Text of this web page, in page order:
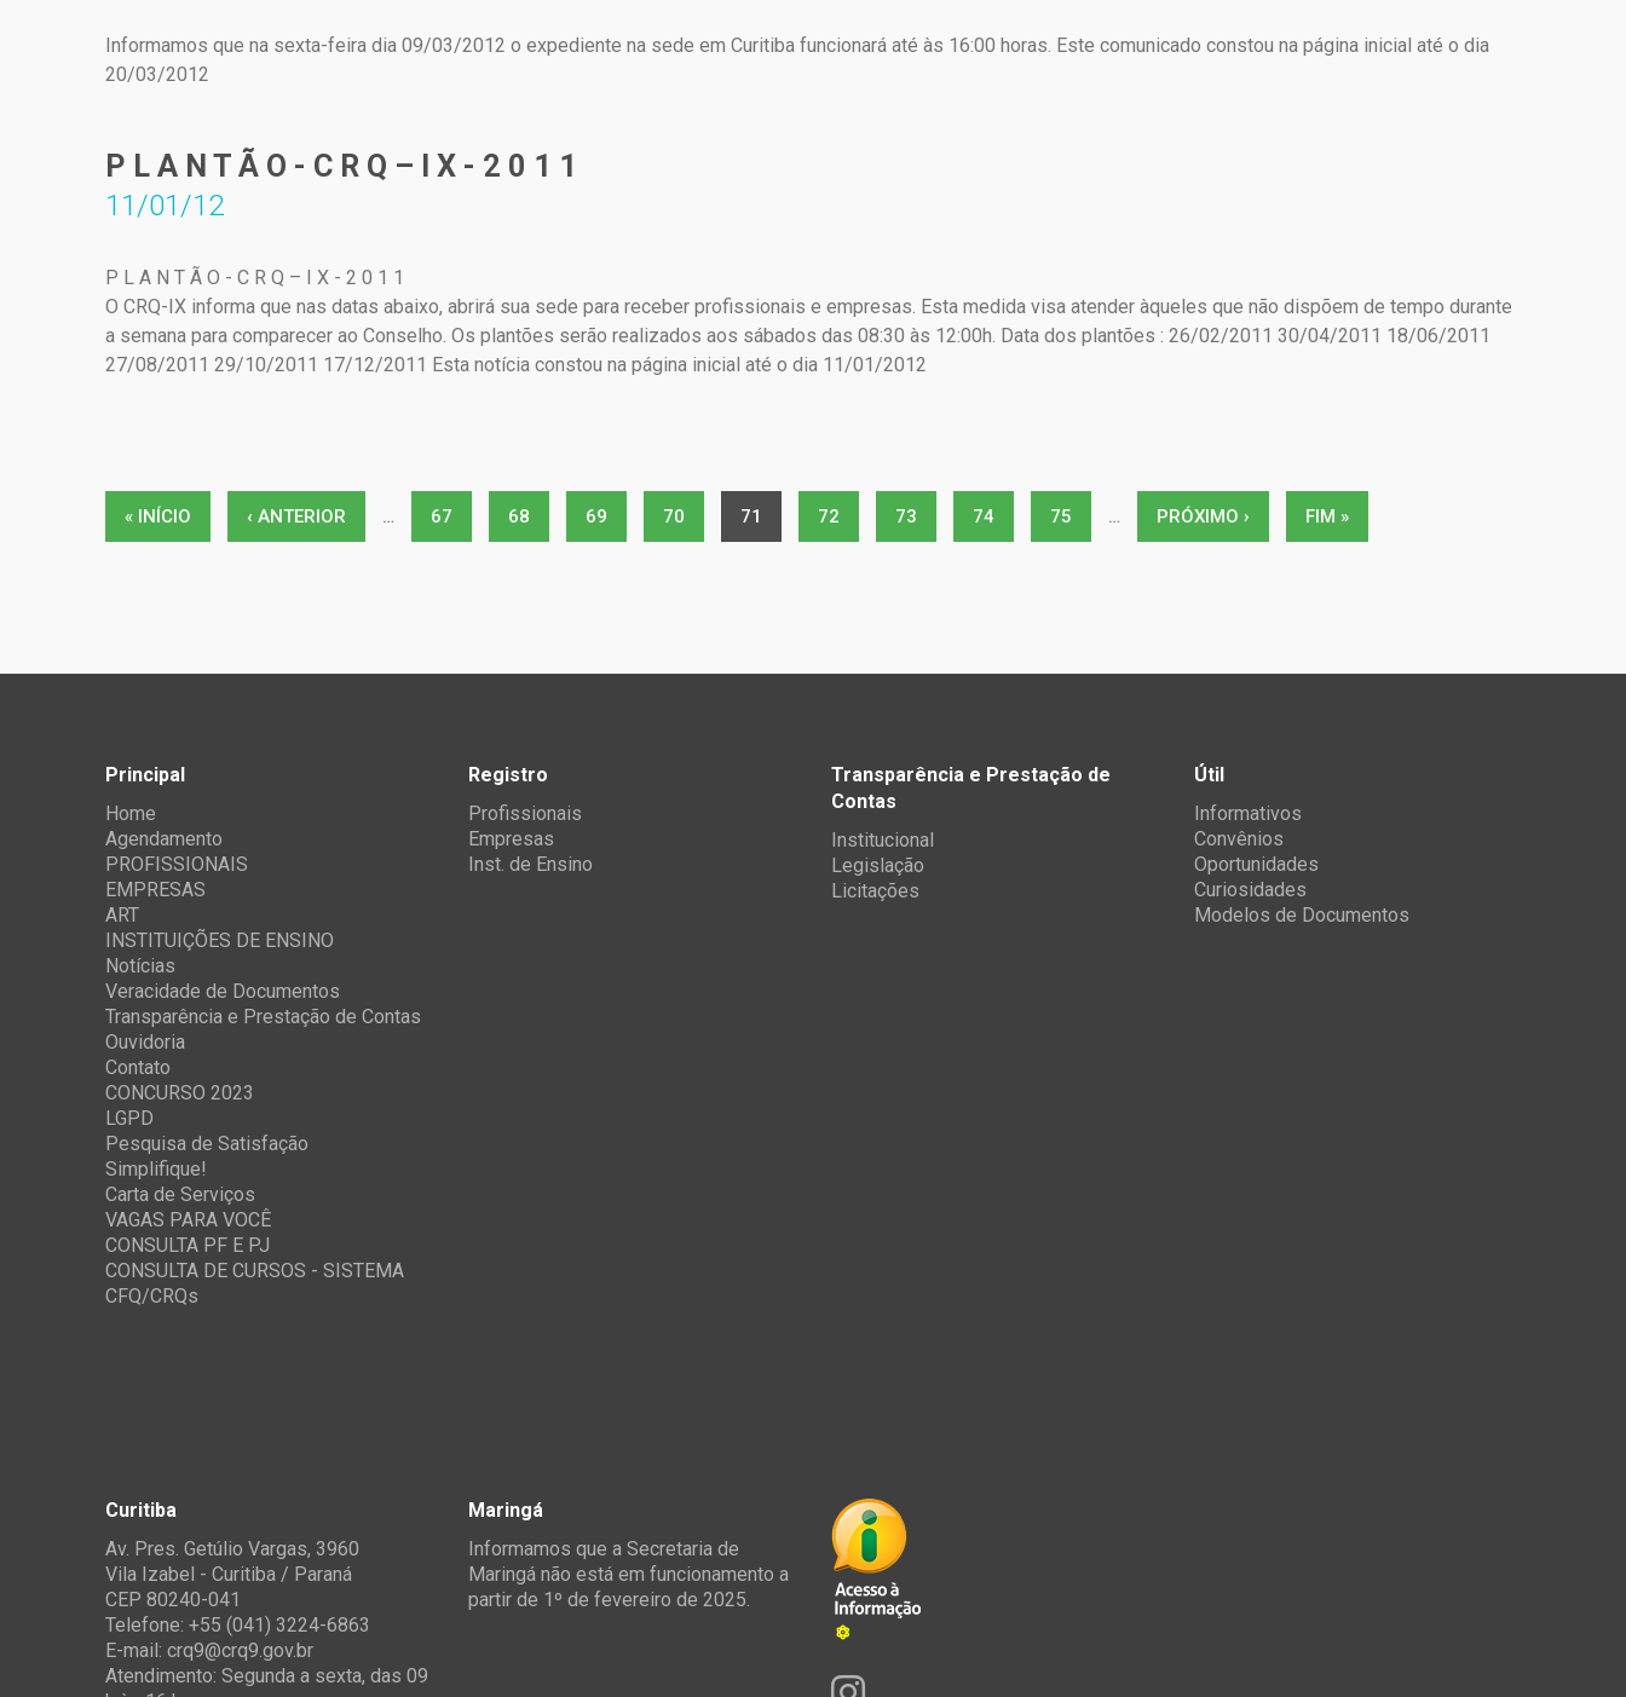
Informamos que na sexta-feira dia 09/03/2012 o expediente na sede em Curitiba funcionará até às 16:00 horas. Este comunicado constou na página inicial até o dia
20/03/2012
P L A N T Ã O - C R Q – I X - 2 0 1 1
11/01/12
P L A N T Ã O - C R Q – I X - 2 0 1 1
O CRQ-IX informa que nas datas abaixo, abrirá sua sede para receber profissionais e empresas. Esta medida visa atender àqueles que não dispõem de tempo durante
a semana para comparecer ao Conselho. Os plantões serão realizados aos sábados das 08:30 às 12:00h. Data dos plantões : 26/02/2011 30/04/2011 18/06/2011
27/08/2011 29/10/2011 17/12/2011 Esta notícia constou na página inicial até o dia 11/01/2012
« INÍCIO ‹ ANTERIOR … 67 68 69 70 71 72 73 74 75 … PRÓXIMO › FIM »
Principal
Home
Agendamento
PROFISSIONAIS
EMPRESAS
ART
INSTITUIÇÕES DE ENSINO
Notícias
Veracidade de Documentos
Transparência e Prestação de Contas
Ouvidoria
Contato
CONCURSO 2023
LGPD
Pesquisa de Satisfação
Simplifique!
Carta de Serviços
VAGAS PARA VOCÊ
CONSULTA PF E PJ
CONSULTA DE CURSOS - SISTEMA
CFQ/CRQs
Registro
Profissionais
Empresas
Inst. de Ensino
Transparência e Prestação de
Contas
Institucional
Legislação
Licitações
Útil
Informativos
Convênios
Oportunidades
Curiosidades
Modelos de Documentos
Curitiba
Av. Pres. Getúlio Vargas, 3960
Vila Izabel - Curitiba / Paraná
CEP 80240-041
Telefone: +55 (041) 3224-6863
E-mail: crq9@crq9.gov.br
Atendimento: Segunda a sexta, das 09
Maringá
Informamos que a Secretaria de
Maringá não está em funcionamento a
partir de 1º de fevereiro de 2025.